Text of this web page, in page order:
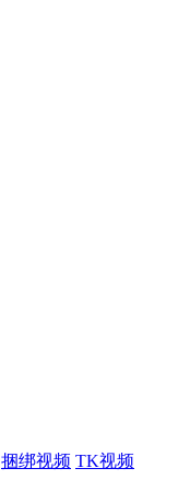
捆绑视频 TK视频